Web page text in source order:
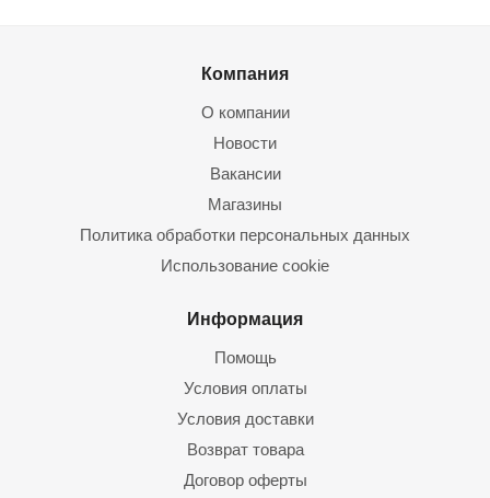
Компания
О компании
Новости
Вакансии
Магазины
Политика обработки персональных данных
Использование cookie
Информация
Помощь
Условия оплаты
Условия доставки
Возврат товара
Договор оферты